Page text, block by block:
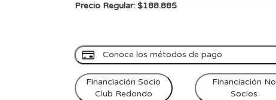
Precio Regular: $188.885
Conoce los métodos de pago
Financiación Socio
Club Redondo
Financiación No
Socios